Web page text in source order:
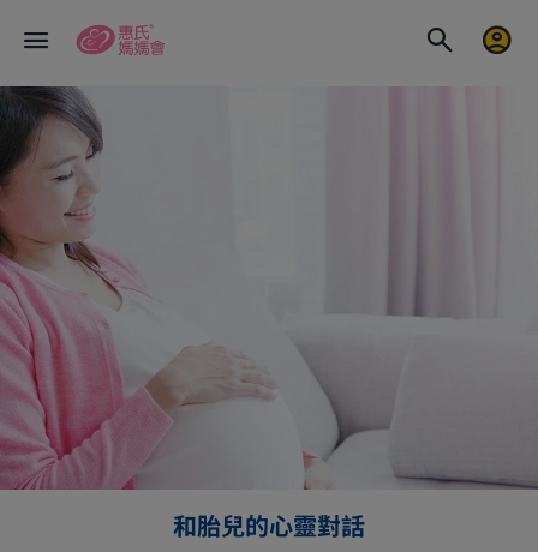
和胎兒的心靈對話